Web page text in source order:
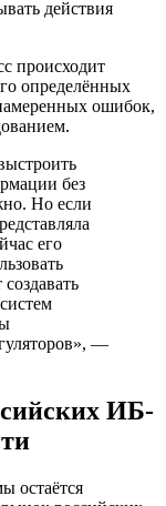
действия
происходит
определённых
ошибок,
без
Но если
его
—
ИБ-
остаётся